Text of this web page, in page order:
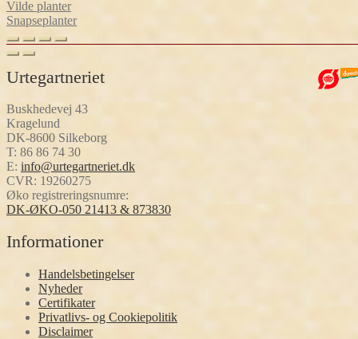
Vilde planter
Snapseplanter
Urtegartneriet
Buskhedevej 43
Kragelund
DK-8600 Silkeborg
T: 86 86 74 30
E: info@urtegartneriet.dk
CVR: 19260275
Øko registreringsnumre:
DK-ØKO-050 21413 & 873830
Informationer
Handelsbetingelser
Nyheder
Certifikater
Privatlivs- og Cookiepolitik
Disclaimer